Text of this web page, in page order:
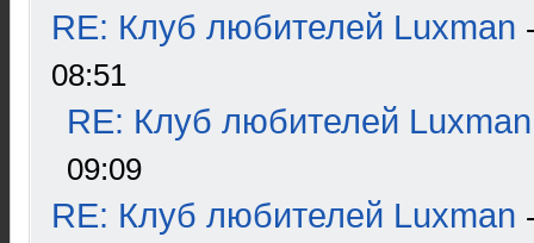
RE: Клуб любителей Luxman
08:51
RE: Клуб любителей Luxman
09:09
RE: Клуб любителей Luxman